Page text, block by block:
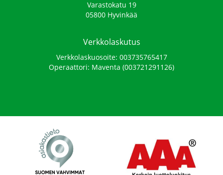
Varastokatu 19
05800 Hyvinkää
Verkkolaskutus
Verkkolaskuosoite: 003735765417
Operaattori: Maventa (003721291126)